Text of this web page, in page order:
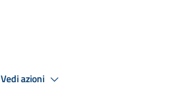
Vedi azioni